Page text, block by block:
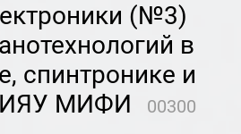
в
спинтронике и
МИФИ
00300